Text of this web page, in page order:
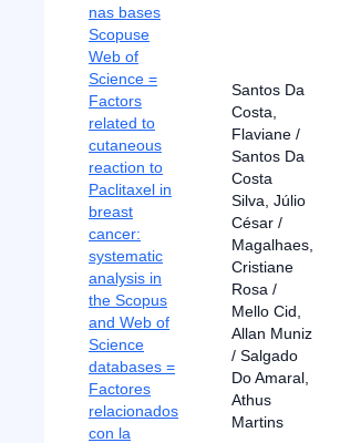
nas bases
Scopuse
Web of
Science =
Factors
related to
cutaneous
reaction to
Paclitaxel in
breast
cancer:
systematic
analysis in
the Scopus
and Web of
Science
databases =
Factores
relacionados
con la
Santos Da
Costa,
Flaviane /
Santos Da
Costa
Silva, Júlio
César /
Magalhaes,
Cristiane
Rosa /
Mello Cid,
Allan Muniz
/ Salgado
Do Amaral,
Athus
Martins